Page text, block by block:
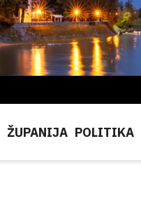
ŽUPANIJA POLITIKA